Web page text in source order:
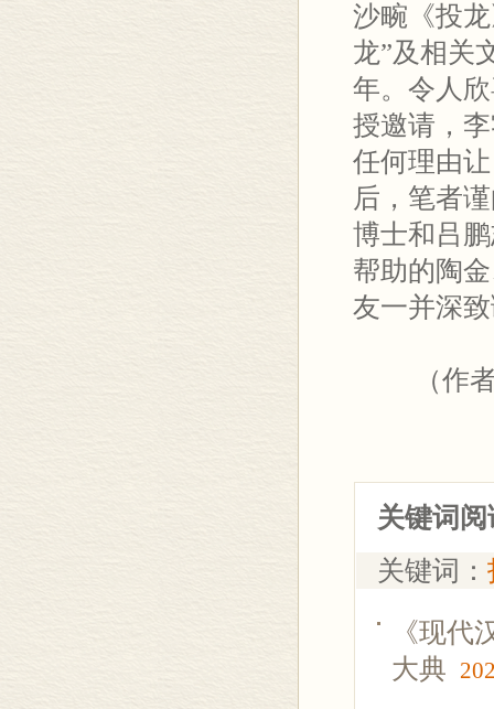
沙畹《投
龙”及相关
年。令人
授邀请，
任何理由
后，笔者
博士和吕
帮助的陶
友一并深
（作者
关键词阅
关键词：
《现
大典